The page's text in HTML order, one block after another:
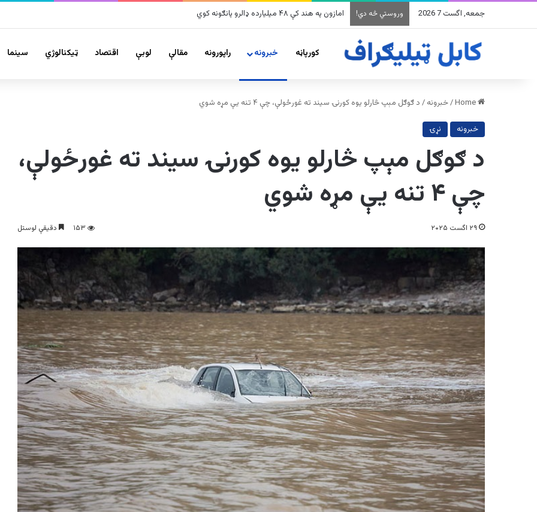
جمعه, اگست 7 2026 وروستي څه دي! په وینزویلا کې زورورو زلزلو پراخ زیانونه اړولي
کورپاڼه خبرونه راپورونه مقالې لوبې اقتصاد ټیکنالوژي سينما
/خبرونه / د ګوګل مېپ څارلو یوه کورنۍ سیند ته غورځولې، چې ۴ تنه یې مړه شوي
خبرونه نړۍ
د ګوګل مېپ څارلو یوه کورنۍ سیند ته غورځولې،
چې ۴ تنه یې مړه شوي
۲۹ اگست ۲۰۲۵ ۱۵۳ دقیقې لوستل